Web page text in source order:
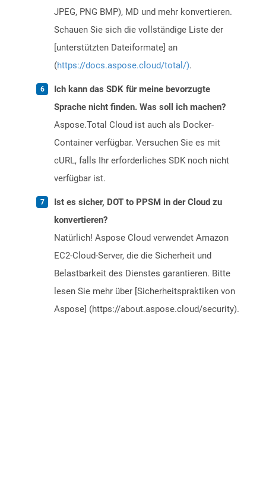
JPEG, PNG BMP), MD und mehr konvertieren.
Schauen Sie sich die vollständige Liste der
[unterstützten Dateiformate] an
(https://docs.aspose.cloud/total/).
Ich kann das SDK für meine bevorzugte
Sprache nicht finden. Was soll ich machen?
Aspose.Total Cloud ist auch als Docker-
Container verfügbar. Versuchen Sie es mit
cURL, falls Ihr erforderliches SDK noch nicht
verfügbar ist.
Ist es sicher, DOT to PPSM in der Cloud zu
konvertieren?
Natürlich! Aspose Cloud verwendet Amazon
EC2-Cloud-Server, die die Sicherheit und
Belastbarkeit des Dienstes garantieren. Bitte
lesen Sie mehr über [Sicherheitspraktiken von
Aspose] (https://about.aspose.cloud/security).